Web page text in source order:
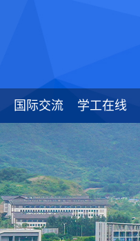
国际交流 学工在线